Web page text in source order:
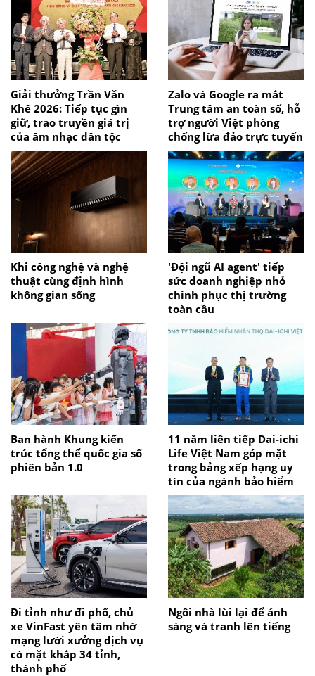
Giải thưởng Trần Văn
Khê 2026: Tiếp tục gìn
giữ, trao truyền giá trị
của âm nhạc dân tộc
Zalo và Google ra mắt
Trung tâm an toàn số, hỗ
trợ người Việt phòng
chống lừa đảo trực tuyến
Khi công nghệ và nghệ
thuật cùng định hình
không gian sống
'Đội ngũ AI agent' tiếp
sức doanh nghiệp nhỏ
chinh phục thị trường
toàn cầu
Ban hành Khung kiến
trúc tổng thể quốc gia số
phiên bản 1.0
11 năm liên tiếp Dai-ichi
Life Việt Nam góp mặt
trong bảng xếp hạng uy
tín của ngành bảo hiểm
Đi tỉnh như đi phố, chủ
xe VinFast yên tâm nhờ
mạng lưới xưởng dịch vụ
có mặt khắp 34 tỉnh,
thành phố
Ngôi nhà lùi lại để ánh
sáng và tranh lên tiếng